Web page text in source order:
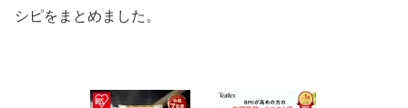
シピをまとめました。